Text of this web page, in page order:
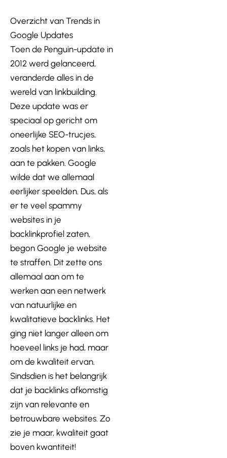
Overzicht van Trends in
Google Updates
Toen de Penguin-update in
2012 werd gelanceerd,
veranderde alles in de
wereld van linkbuilding.
Deze update was er
speciaal op gericht om
oneerlijke SEO-trucjes,
zoals het kopen van links,
aan te pakken. Google
wilde dat we allemaal
eerlijker speelden. Dus, als
er te veel spammy
websites in je
backlinkprofiel zaten,
begon Google je website
te straffen. Dit zette ons
allemaal aan om te
werken aan een netwerk
van natuurlijke en
kwalitatieve backlinks. Het
ging niet langer alleen om
hoeveel links je had, maar
om de kwaliteit ervan.
Sindsdien is het belangrijk
dat je backlinks afkomstig
zijn van relevante en
betrouwbare websites. Zo
zie je maar, kwaliteit gaat
boven kwantiteit!